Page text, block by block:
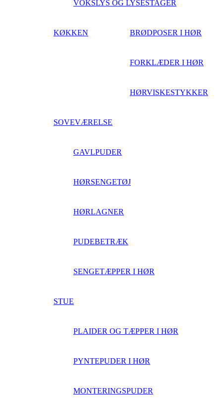
VOKSLYS OG LYSESTAGER
KØKKEN BRØDPOSER I HØR
FORKLÆDER I HØR
HØRVISKESTYKKER
SOVEVÆRELSE
GAVLPUDER
HØRSENGETØJ
HØRLAGNER
PUDEBETRÆK
SENGETÆPPER I HØR
STUE
PLAIDER OG TÆPPER I HØR
PYNTEPUDER I HØR
MONTERINGSPUDER